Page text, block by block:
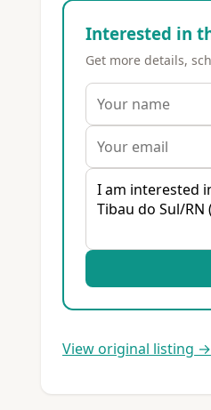
Interested in
Get more details,
View original listing →